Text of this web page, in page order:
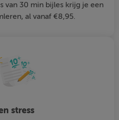
van 30 min bijles krijg je een
al vanaf €8,95.
stress